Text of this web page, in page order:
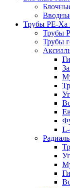
Трубы РЕ-Ха
Трубы
Трубы
L-